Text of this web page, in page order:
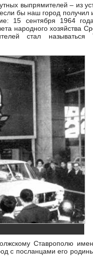
выпрямителей – из
бы наш город получил
15 сентября 1964
народного хозяйства
стал называться
Ставрополю
с посланцами его